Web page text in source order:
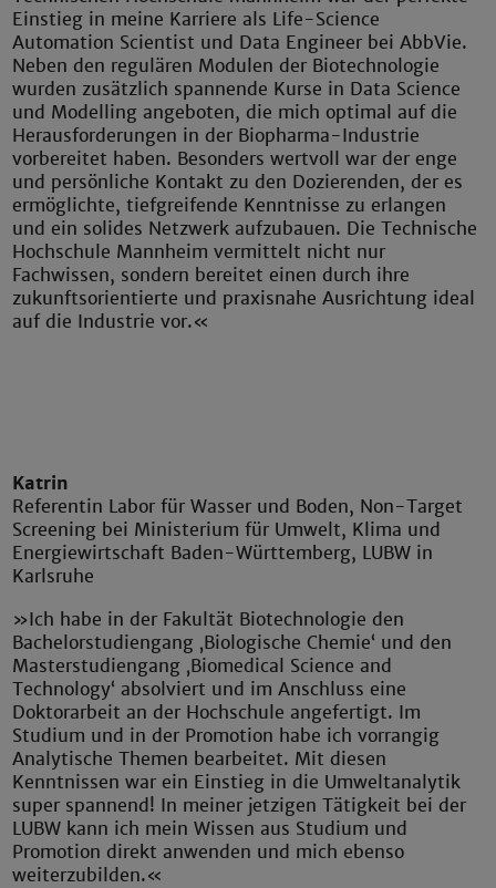
Einstieg in meine Karriere als Life-Science
Automation Scientist und Data Engineer bei AbbVie.
Neben den regulären Modulen der Biotechnologie
wurden zusätzlich spannende Kurse in Data Science
und Modelling angeboten, die mich optimal auf die
Herausforderungen in der Biopharma-Industrie
vorbereitet haben. Besonders wertvoll war der enge
und persönliche Kontakt zu den Dozierenden, der es
ermöglichte, tiefgreifende Kenntnisse zu erlangen
und ein solides Netzwerk aufzubauen. Die Technische
Hochschule Mannheim vermittelt nicht nur
Fachwissen, sondern bereitet einen durch ihre
zukunftsorientierte und praxisnahe Ausrichtung ideal
auf die Industrie vor.«
Katrin
Referentin Labor für Wasser und Boden, Non-Target
Screening bei Ministerium für Umwelt, Klima und
Energiewirtschaft Baden-Württemberg, LUBW in
Karlsruhe
»Ich habe in der Fakultät Biotechnologie den
Bachelorstudiengang ‚Biologische Chemie‘ und den
Masterstudiengang ‚Biomedical Science and
Technology‘ absolviert und im Anschluss eine
Doktorarbeit an der Hochschule angefertigt. Im
Studium und in der Promotion habe ich vorrangig
Analytische Themen bearbeitet. Mit diesen
Kenntnissen war ein Einstieg in die Umweltanalytik
super spannend! In meiner jetzigen Tätigkeit bei der
LUBW kann ich mein Wissen aus Studium und
Promotion direkt anwenden und mich ebenso
weiterzubilden.«